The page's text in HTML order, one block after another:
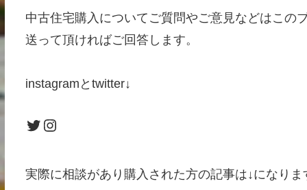
中古住宅購入についてご質問やご意見などはこの
送って頂ければご回答します。
instagramとtwitter↓
Twitter
Instagram
実際に相談があり購入された方の記事は↓になりま